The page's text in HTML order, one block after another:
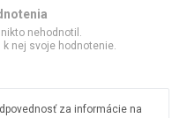
nehodnotil.
k nej svoje hodnotenie.
za informácie na